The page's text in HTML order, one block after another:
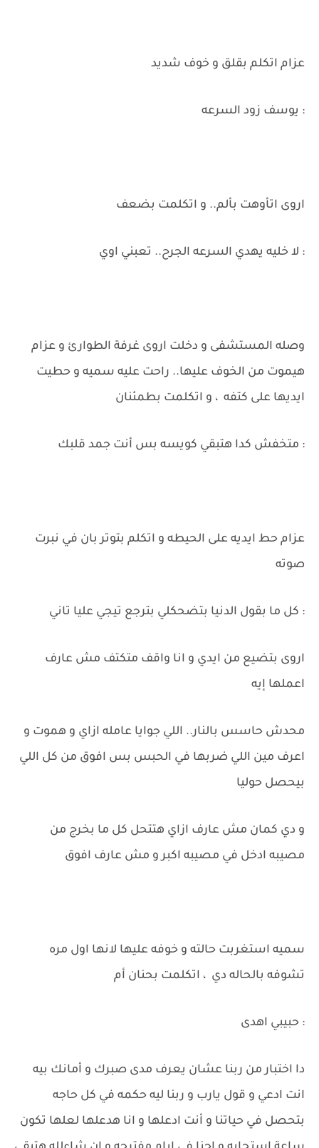
عزام اتكلم بقلق و خوف شديد
: يوسف زود السرعه
اروى اتأوهت بألم.. و اتكلمت بضعف
: لا خليه يهدي السرعه الجرح.. تعبني اوي
وصله المستشفى و دخلت اروى غرفة الطوارئ و عزام
هيموت من الخوف عليها.. راحت عليه سميه و حطيت
ايديها على كتفه ، و اتكلمت بطمئنان
: متخفش كدا هتبقي كويسه بس أنت جمد قلبك
عزام حط ايديه على الحيطه و اتكلم بتوتر بان في نبرت
صوته
: كل ما بقول الدنيا بتضحكلي بترجع تيجي عليا تاني
اروى بتضيع من ايدي و انا واقف متكتف مش عارف
اعملها إيه
محدش حاسس بالنار.. اللي جوايا عامله ازاي و هموت و
اعرف مين اللي ضربها في الحبس بس افوق من كل اللي
بيحصل حوليا
و دي كمان مش عارف ازاي هتتحل كل ما بخرج من
مصيبه ادخل في مصيبه اكبر و مش عارف افوق
سميه استغربت حالته و خوفه عليها لانها اول مره
تشوفه بالحاله دي ، اتكلمت بحنان أم
: حبيبي اهدى
دا اختبار من ربنا عشان يعرف مدى صبرك و أمانك بيه
انت ادعي و قول يارب و ربنا ليه حكمه في كل حاجه
بتحصل في حياتنا و أنت ادعلها و انا هدعلها لعلها تكون